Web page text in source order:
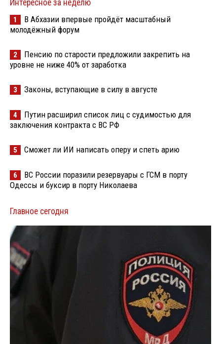
Интересное за неделю
1
В Абхазии впервые пройдёт масштабный
молодёжный форум
2
Пенсию по старости предложили закрепить на
уровне не ниже 40% от заработка
3 Законы, вступающие в силу в августе
4
Путин расширил список лиц с судимостью для
заключения контракта с ВС РФ
5 Сможет ли ИИ написать оперу и спеть арию
6
ВС России поразили резервуары с ГСМ в порту
Одессы и буксир в порту Николаева
Главное сегодня